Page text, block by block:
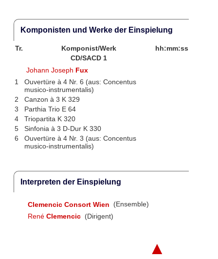
Komponisten und Werke der Einspielung
Tr. Komponist/Werk
hh:mm:ss
CD/SACD 1
Johann Joseph Fux
1
Ouvertüre à 4 Nr. 6 (aus: Concentus
musico-instrumentalis)
2
Canzon à 3 K 329
3
Parthia Trio E 64
4
Triopartita K 320
5
Sinfonia à 3 D-Dur K 330
6
Ouvertüre à 4 Nr. 3 (aus: Concentus
musico-instrumentalis)
Interpreten der Einspielung
Clemencic Consort Wien
(Ensemble)
René Clemencic (Dirigent)
▲